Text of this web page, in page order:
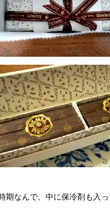
なんで、中に保冷剤も入